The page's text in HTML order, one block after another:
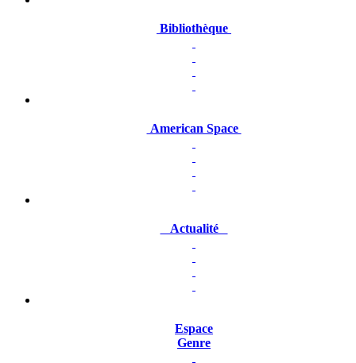
Bibliothèque
American Space
Actualité
Espace
Genre